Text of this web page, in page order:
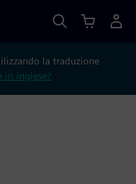
la traduzione
in inglese?